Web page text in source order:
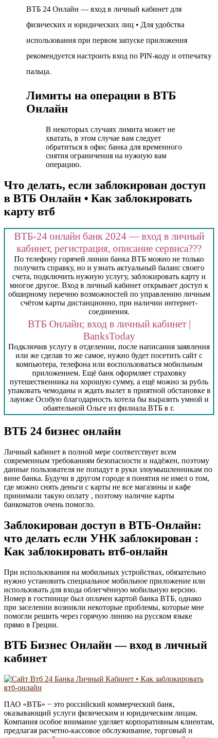
ВТБ 24 Онлайн — вход в личный кабинет для
физических и юридических лиц • Для удобства
использования при первом запуске приложения
рекомендуется настроить вход по PIN-коду и отпечатку
пальца.
Лимиты на операции в ВТБ
Онлайн
В некоторых случаях лимита может не
хватать, в этом случае вам следует
обратиться в офис банка для временного
снятия ограничения на нужную вам
операцию.
Что делать, если заблокирован доступ
в ВТБ Онлайн • Как заблокировать
карту втб
ВТБ-24 онлайн банк 2024 — вход в личный
кабинет, регистрация, описание сервиса???
По телефону горячей линии банка ВТБ можно не только
получить справку, но и узнать актуальный баланс своего
счета, подключить нужную услугу, заблокировать карту и
многое другое. Вход в личный кабинет открывает доступ к
обширному перечню возможностей по управлению личным
счётом карты дистанционно, при наличии интернет-
соединения.
ВТБ Онлайн; вход в личный кабинет |
BanksToday
Подключив услугу в отделении, после написания заявления
или же сделав то же самое, нужно будет посетить сайт с
компьютера, телефона или воспользоваться мобильным
приложением. Ещё банк оформляет страховку
путешественника на хорошую сумму, а ещё можно за рубль
упаковать чемоданы и ждать вылет в приятной обстановке в
лаунже Особую благодарность хотела бы выразить умной и
обаятельной Ольге из филиала ВТБ в г.
ВТБ 24 бизнес онлайн
Личный кабинет в полной мере соответствует всем
современным требованиям безопасности и надёжен, поэтому
данные пользователя не попадут в руки злоумышленникам по
вине банка. Будучи в другом городе я понятия не имел о том,
где можно снять деньги с карты не все магазины и кафе
принимали такую оплату , поэтому наличие карты
банкоматов очень помогло.
Заблокирован доступ в ВТБ-Онлайн:
что делать если УНК заблокирован :
Как заблокировать втб-онлайн
При использования на мобильных устройствах, обязательно
нужно установить специальное мобильное приложение или
использовать для входа облегчённую мобильную версию.
Номер в гостинице был оплачен картой банка ВТБ, однако
при заселении возникли некоторые проблемы, которые мне
помогли решить через горячую линию на русском языке
прямо в Греции.
ВТБ Бизнес Онлайн — вход в личный
кабинет
ПАО «ВТБ» − это российский коммерческий банк,
оказывающий услуги физическим и юридическим лицам.
Компания особое внимание уделяет корпоративным клиентам,
предлагая расчетно-кассовое обслуживание, торговый и